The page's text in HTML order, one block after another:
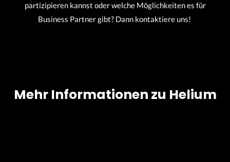
partizipieren kannst oder welche Möglichkeiten es für
Business Partner gibt? Dann kontaktiere uns!
Mehr Informationen zu Helium